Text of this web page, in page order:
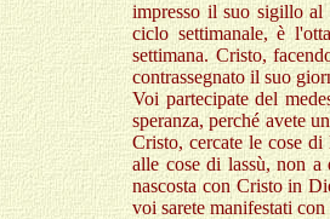
impresso il suo sigillo al
ciclo settimanale, è
settimana. Cristo,
contrassegnato il suo
Voi partecipate del
speranza, perché avete
Cristo, cercate le cose
alle cose di lassù, non
nascosta con Cristo in
voi sarete manifestati